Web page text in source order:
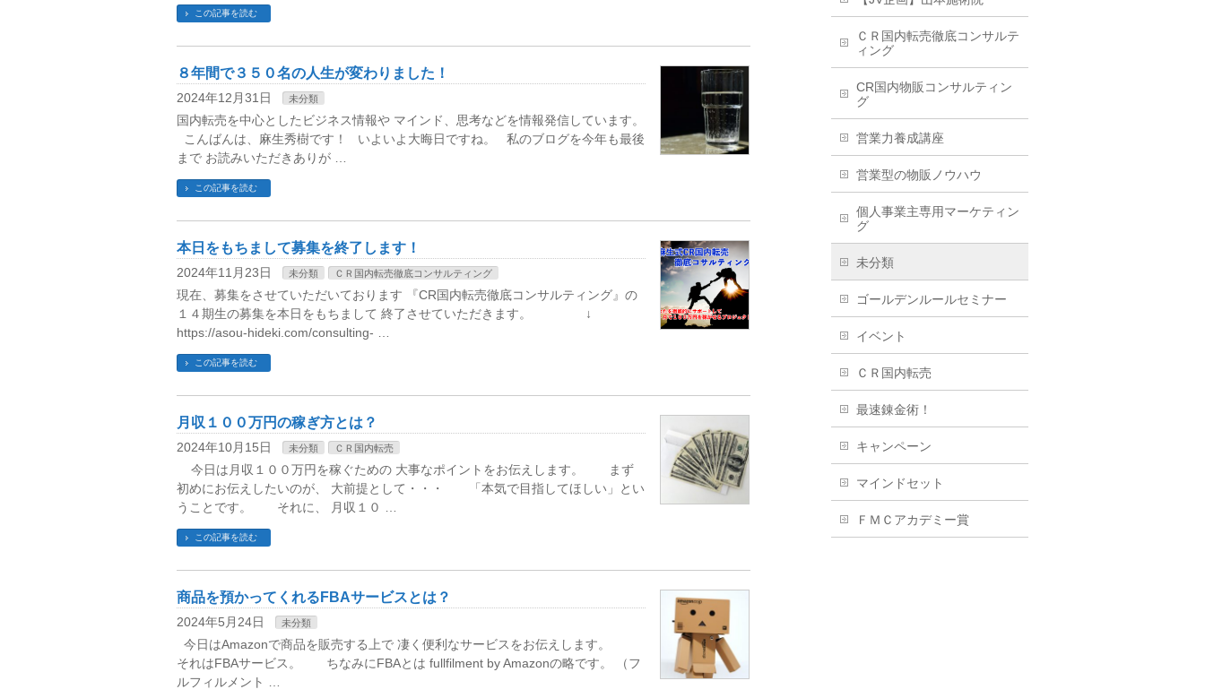
この記事を読む
８年間で３５０名の人生が変わりました！
2024年12月31日 未分類
国内転売を中心としたビジネス情報や マインド、思考などを情報発信しています。
こんばんは、麻生秀樹です！ いよいよ大晦日ですね。 私のブログを今年も最後
まで お読みいただきありが …
この記事を読む
本日をもちまして募集を終了します！
2024年11月23日 未分類 ＣＲ国内転売徹底コンサルティング
現在、募集をさせていただいております 『CR国内転売徹底コンサルティング』の
１４期生の募集を本日をもちまして 終了させていただきます。 ↓
https://asou-hideki.com/consulting- …
この記事を読む
月収１００万円の稼ぎ方とは？
2024年10月15日 未分類 ＣＲ国内転売
今日は月収１００万円を稼ぐための 大事なポイントをお伝えします。 まず
初めにお伝えしたいのが、 大前提として・・・ 「本気で目指してほしい」とい
うことです。 それに、 月収１０ …
この記事を読む
商品を預かってくれるFBAサービスとは？
2024年5月24日 未分類
今日はAmazonで商品を販売する上で 凄く便利なサービスをお伝えします。
それはFBAサービス。 ちなみにFBAとは fullfilment by Amazonの略です。 （フ
ルフィルメント …
ＣＲ国内転売徹底コンサルテ
ィング
CR国内物販コンサルティン
グ
営業力養成講座
営業型の物販ノウハウ
個人事業主専用マーケティン
グ
未分類
ゴールデンルールセミナー
イベント
ＣＲ国内転売
最速錬金術！
キャンペーン
マインドセット
ＦＭＣアカデミー賞